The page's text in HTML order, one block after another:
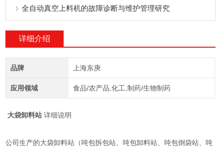
全自动真空上料机的故障诊断与维护管理研究
详细介绍
品牌 上海东庚
应用领域 食品/农产品,化工,制药/生物制药
大袋卸料站 详细说明
公司生产的大袋卸料站（吨包拆包站、吨包卸料站、吨包倒袋站、吨